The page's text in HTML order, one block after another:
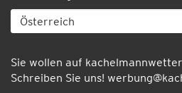
Sie wollen auf
Schreiben Sie uns!